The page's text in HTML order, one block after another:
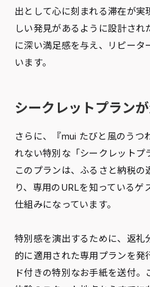
出として心に刻まれる滞在が実
しい発見があるように設計され
に深い満足感を与え、リピータ
います。
シークレットプラン
さらに、『mui たびと風のうつ
れない特別な「シークレットプ
このプランは、ふるさと納税
り、専用のURLを知っているゲ
仕組みになっています。
特別感を演出するために、返礼
的に適用された専用プランを発
ド付きの特別なお手紙を送付。